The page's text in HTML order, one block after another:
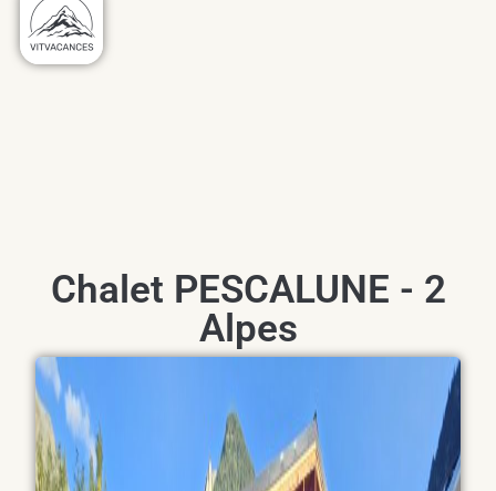
Chalet PESCALUNE - 2
Alpes